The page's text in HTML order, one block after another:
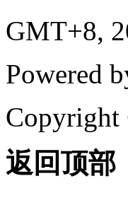
GMT+8,
Powered
Copyright
返回顶部